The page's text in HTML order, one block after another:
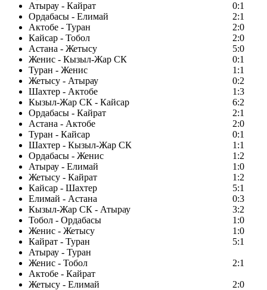
Атырау - Кайрат
0:1
Ордабасы - Елимай
2:1
Актобе - Туран
2:0
Кайсар - Тобол
2:0
Астана - Жетысу
5:0
Женис - Кызыл-Жар СК
0:1
Туран - Женис
1:1
Жетысу - Атырау
0:2
Шахтер - Актобе
1:3
Кызыл-Жар СК - Кайсар
6:2
Ордабасы - Кайрат
2:1
Астана - Актобе
2:0
Туран - Кайсар
0:1
Шахтер - Кызыл-Жар СК
1:1
Ордабасы - Женис
1:2
Атырау - Елимай
1:0
Жетысу - Кайрат
1:2
Кайсар - Шахтер
5:1
Елимай - Астана
0:3
Кызыл-Жар СК - Атырау
3:2
Тобол - Ордабасы
1:0
Женис - Жетысу
1:0
Кайрат - Туран
5:1
Атырау - Туран
Женис - Тобол
2:1
Актобе - Кайрат
Жетысу - Елимай
2:0